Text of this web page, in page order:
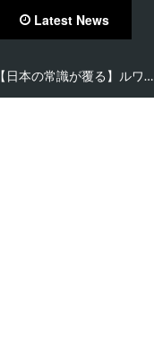
Latest News
【日本の常識が覆る】ルワ…